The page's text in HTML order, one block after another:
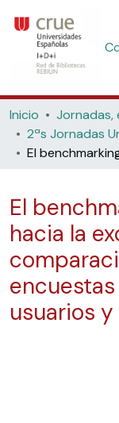
Inicio Jornadas,
El
hacia la
usuarios